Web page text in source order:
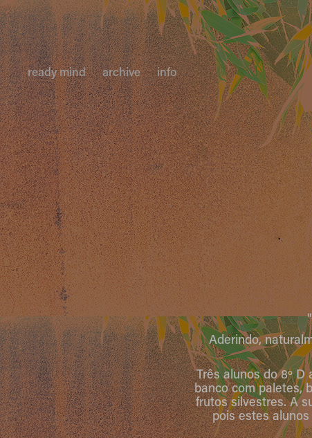
ready mind archive info
Aderindo,
Três alunos do 8º
banco com paletes,
frutos silvestres. A
pois estes